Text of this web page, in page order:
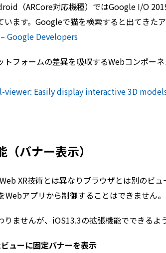
（ARCore対応機種）ではGoogle I/O
います。Googleで猫を検索すると出てきたア
Google Developers
トフォームの差異を吸収するWebコンポー
Easily display interactive 3D
（バナー表示）
XR技術とは異なりブラウザとは別のビ
Webアプリから制御することはできません。
りませんが、iOS13.3の拡張機能でできるよ
ューに固定バナーを表示